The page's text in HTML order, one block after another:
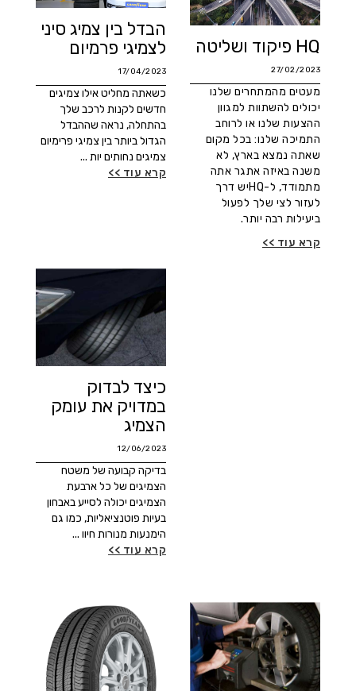
HQ פיקוד ושליטה
27/02/2023
מעטים מהמתחרים שלנו
יכולים להשתוות למגוון
ההצעות שלנו או לרוחב
התמיכה שלנו: בכל מקום
שאתה נמצא בארץ, לא
משנה באיזה אתגר אתה
מתמודד, ל-HQיש דרך
לעזור לצי שלך לפעול
ביעילות רבה יותר.
קרא עוד >>
הבדל בין צמיג סיני
לצמיגי פרמיום
17/04/2023
כשאתה מחליט אילו צמיגים
חדשים לקנות לרכב שלך
בהתחלה, נראה שההבדל
הגדול ביותר בין צמיגי פרימיום
צמיגים נחותים יות ...
קרא עוד >>
כיצד לבדוק
במדויק את עומק
הצמיג
12/06/2023
בדיקה קבועה של משטח
הצמיגים של כל ארבעת
הצמיגים יכולה לסייע באבחון
בעיות פוטנציאליות, כמו גם
הימנעות מנורות חיוו ...
קרא עוד >>